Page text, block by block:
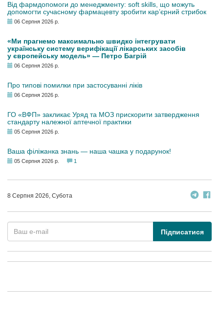
Від фармдопомоги до менеджменту: soft skills, що можуть
допомогти сучасному фармацевту зробити кар’єрний стрибок
06 Серпня 2026 р.
«Ми прагнемо максимально швидко інтегрувати
українську систему верифікації лікарських засобів
у європейську модель» — Петро Багрій
06 Серпня 2026 р.
Про типові помилки при застосуванні ліків
06 Серпня 2026 р.
ГО «ВФП» закликає Уряд та МОЗ прискорити затвердження
стандарту належної аптечної практики
05 Серпня 2026 р.
Ваша філіжанка знань — наша чашка у подарунок!
05 Серпня 2026 р. 1
8 Серпня 2026, Субота
Підписатися